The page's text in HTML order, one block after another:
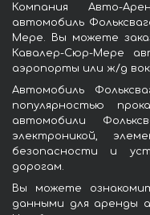
Компания Авто-
автомобиль
Мере. Вы можете
Кавалер-Сюр-Мере
аэропорты или ж/д
Автомобиль
популярностью
автомобили
электроникой,
безопасности и
дорогам.
Вы можете
данными для аренды